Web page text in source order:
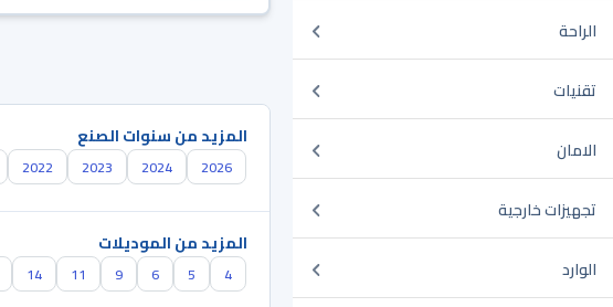
الراحة
تقنيات
الامان
تجهيزات خارجية
الوارد
المزيد من سنوات الصنع
2026
2024
2023
2022
المزيد من الموديلات
4
5
6
9
11
14